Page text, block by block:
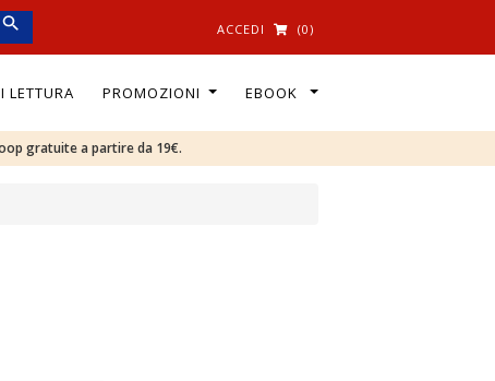
ACCEDI (0)
LETTURA PROMOZIONI EBOOK
gratuite a partire da 19€.